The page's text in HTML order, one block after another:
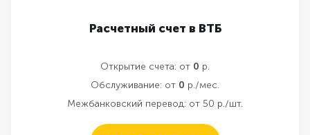
Расчетный счет в ВТБ
Открытие счета: от 0 р.
Обслуживание: от 0 р./мес.
Межбанковский перевод: от 50 р./шт.